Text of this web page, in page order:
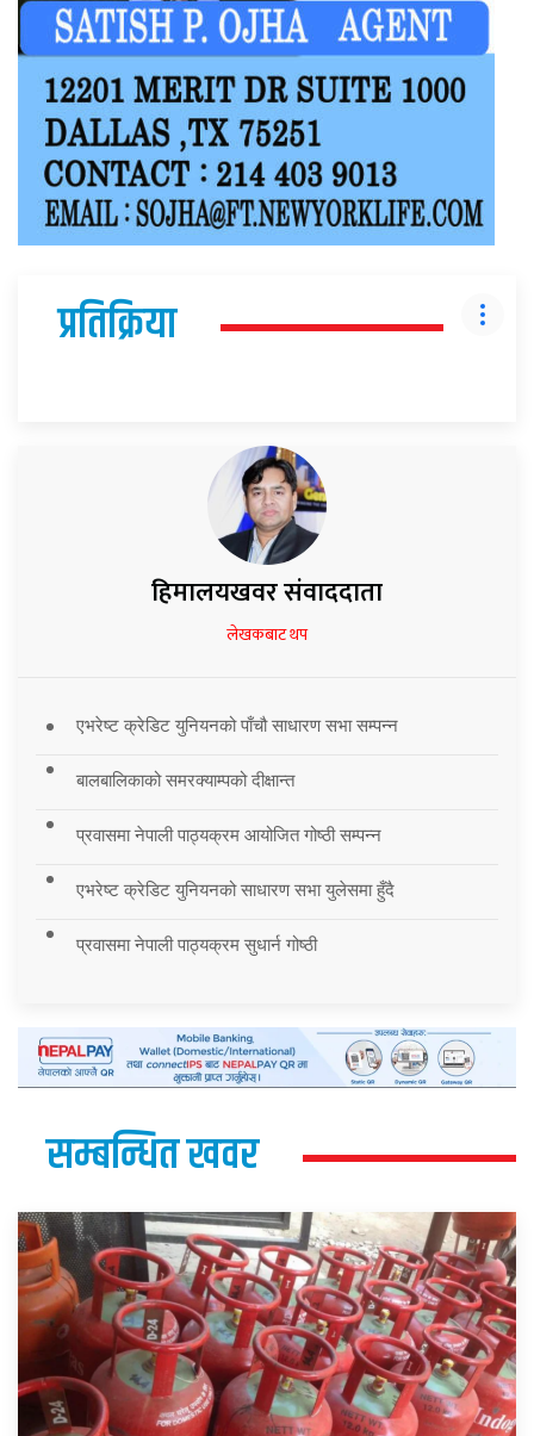
प्रतिक्रिया
हिमालयखवर संवाददाता
लेखकबाट थप
एभरेष्ट क्रेडिट युनियनको पाँचौ साधारण सभा सम्पन्न
बालबालिकाको समरक्याम्पको दीक्षान्त
प्रवासमा नेपाली पाठ्यक्रम आयोजित गोष्ठी सम्पन्न
एभरेष्ट क्रेडिट युनियनको साधारण सभा युलेसमा हुँदै
प्रवासमा नेपाली पाठ्यक्रम सुधार्न गोष्ठी
सम्बन्धित खवर